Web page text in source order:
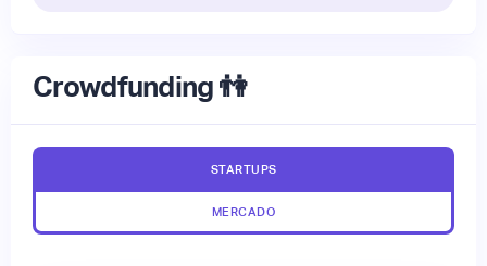
Crowdfunding 👫
STARTUPS
MERCADO